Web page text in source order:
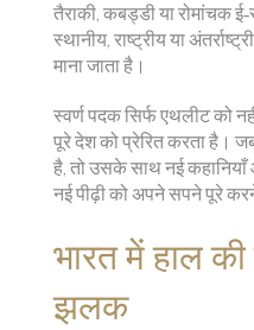
तैराकी, कबड्डी या रोमांचक
स्थानीय, राष्ट्रीय या
माना जाता है।
स्वर्ण पदक सिर्फ एथलीट को
पूरे देश को प्रेरित करता है।
है, तो उसके साथ नई
नई पीढ़ी को अपने सपने पूरे
भारत में हाल
झलक